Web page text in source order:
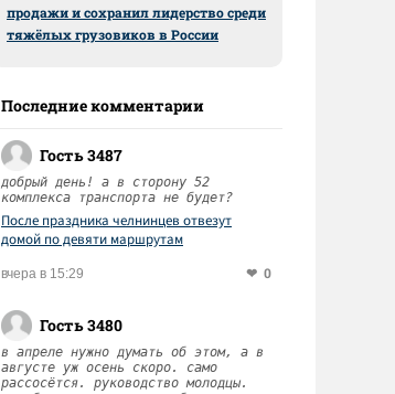
продажи и сохранил лидерство среди
тяжёлых грузовиков в России
Последние комментарии
Гость 3487
добрый день! а в сторону 52
комплекса транспорта не будет?
После праздника челнинцев отвезут
домой по девяти маршрутам
вчера в 15:29 0
Гость 3480
в апреле нужно думать об этом, а в
августе уж осень скоро. само
рассосётся. руководство молодцы.